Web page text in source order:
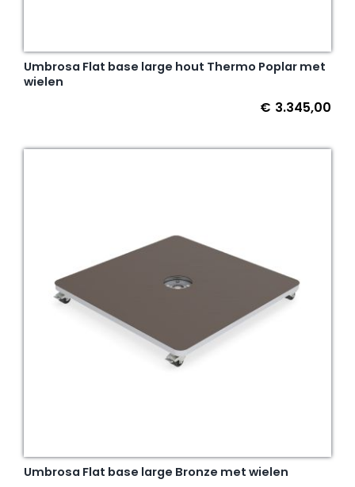
Umbrosa Flat base large hout Thermo Poplar met
wielen
€ 3.345,00
Umbrosa Flat base large Bronze met wielen